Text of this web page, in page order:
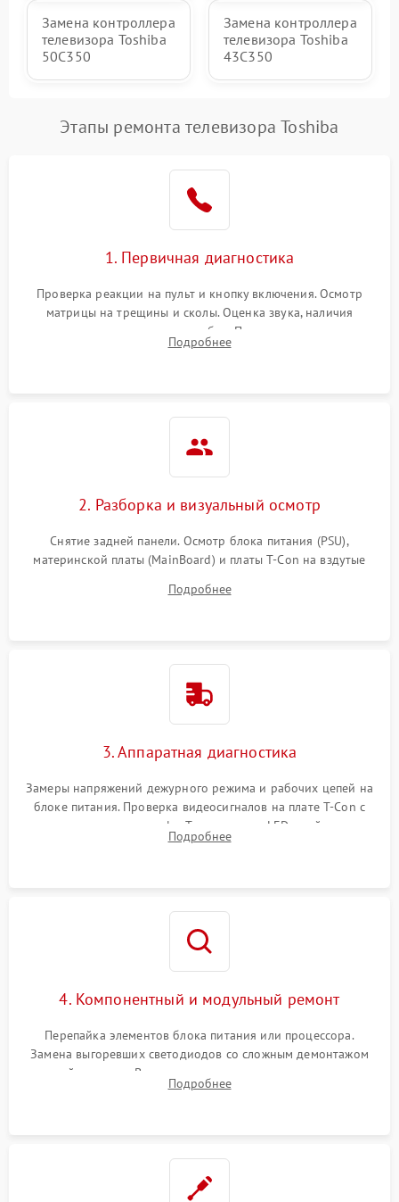
Замена контроллера
телевизора Toshiba
50C350
Замена контроллера
телевизора Toshiba
43C350
Этапы ремонта телевизора Toshiba
1. Первичная диагностика
Проверка реакции на пульт и кнопку включения. Осмотр
матрицы на трещины и сколы. Оценка звука, наличия
подсветки и индикаторов ошибок. Подключение тестовых
источников сигнала для выявления симптомов поломки.
Подробнее
2. Разборка и визуальный осмотр
Снятие задней панели. Осмотр блока питания (PSU),
материнской платы (MainBoard) и платы T-Con на вздутые
Проверка надежности фиксации и целостности шлейфов.
Подробнее
3. Аппаратная диагностика
Замеры напряжений дежурного режима и рабочих цепей на
блоке питания. Проверка видеосигналов на плате T-Con с
помощью осциллографа. Тестирование LED-драйвера и
светодиодных планок подсветки мультиметром.
Подробнее
4. Компонентный и модульный ремонт
Перепайка элементов блока питания или процессора.
Замена выгоревших светодиодов со сложным демонтажом
хрупкой матрицы. Восстановление поврежденных дорожек,
прошивка микросхем памяти EEPROM
Подробнее